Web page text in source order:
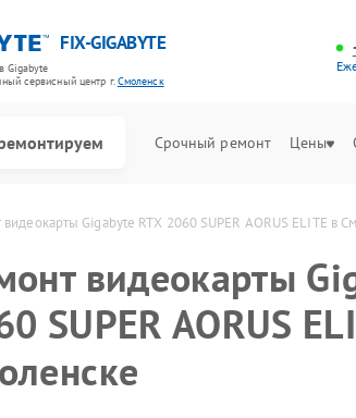
FIX-GIGABYTE
Gigabyte
cервисный центр г.Смоленск
Срочный ремонт Цены
Gigabyte RTX 2060 SUPER AORUS ELITE в
видеокарты
SUPER AORUS